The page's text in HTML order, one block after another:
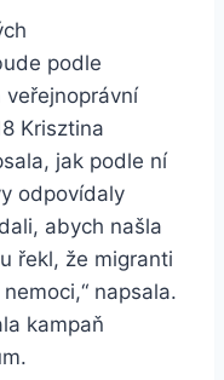
podle
veřejnoprávní
Krisztina
jak podle ní
odpovídaly
abych našla
řekl, že migranti
napsala.
kampaň